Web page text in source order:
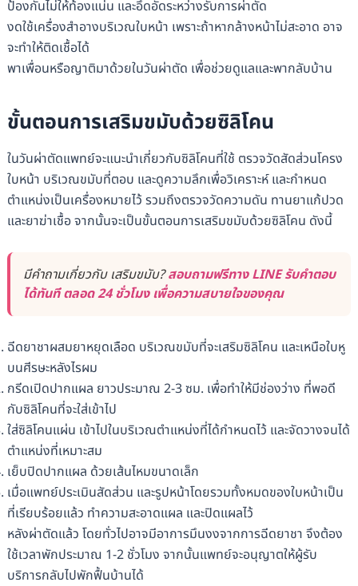
ป้องกันไม่ให้ท้องแน่น และอึดอัดระหว่างรับการผ่าตัด
งดใช้เครื่องสำอางบริเวณใบหน้า เพราะถ้าหากล้างหน้าไม่สะอาด อาจ
จะทำให้ติดเชื้อได้
พาเพื่อนหรือญาติมาด้วยในวันผ่าตัด เพื่อช่วยดูแลและพากลับบ้าน
ขั้นตอนการเสริมขมับด้วยซิลิโคน
ในวันผ่าตัดแพทย์จะแนะนำเกี่ยวกับซิลิโคนที่ใช้ ตรวจวัดสัดส่วนโครง
ใบหน้า บริเวณขมับที่ตอบ และดูความลึกเพื่อวิเคราะห์ และกำหนด
ตำแหน่งเป็นเครื่องหมายไว้ รวมถึงตรวจวัดความดัน ทานยาแก้ปวด
และยาฆ่าเชื้อ จากนั้นจะเป็นขั้นตอนการเสริมขมับด้วยซิลิโคน ดังนี้
มีคำถามเกี่ยวกับ เสริมขมับ?สอบถามฟรีทาง LINE รับคำตอบ
ได้ทันที ตลอด 24 ชั่วโมง เพื่อความสบายใจของคุณ
ฉีดยาชาผสมยาหยุดเลือด บริเวณขมับที่จะเสริมซิลิโคน และเหนือใบหู
บนศีรษะหลังไรผม
กรีดเปิดปากแผล ยาวประมาณ 2-3 ซม. เพื่อทำให้มีช่องว่าง ที่พอดี
กับซิลิโคนที่จะใส่เข้าไป
ใส่ซิลิโคนแผ่น เข้าไปในบริเวณตำแหน่งที่ได้กำหนดไว้ และจัดวางจนได้
ตำแหน่งที่เหมาะสม
เย็บปิดปากแผล ด้วยเส้นไหมขนาดเล็ก
เมื่อแพทย์ประเมินสัดส่วน และรูปหน้าโดยรวมทั้งหมดของใบหน้าเป็น
ที่เรียบร้อยแล้ว ทำความสะอาดแผล และปิดแผลไว้
หลังผ่าตัดแล้ว โดยทั่วไปอาจมีอาการมึนงงจากการฉีดยาชา จึงต้อง
ใช้เวลาพักประมาณ 1-2 ชั่วโมง จากนั้นแพทย์จะอนุญาตให้ผู้รับ
บริการกลับไปพักฟื้นบ้านได้